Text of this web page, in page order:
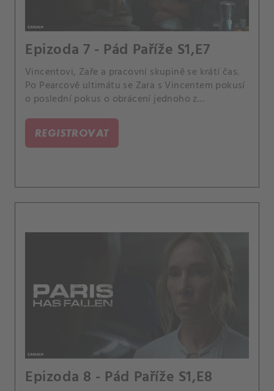
Epizoda 7 - Pád Paříže S1,E7
Vincentovi, Zaře a pracovní skupině se krátí čas.
Po Pearcově ultimátu se Zara s Vincentem pokusí
o poslední pokus o obrácení jednoho z
REGISTROVAT
Epizoda 8 - Pád Paříže S1,E8